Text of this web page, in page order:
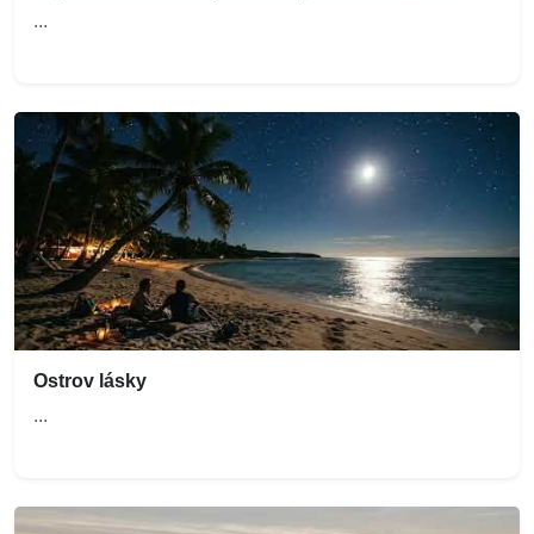
...
Ostrov lásky
...